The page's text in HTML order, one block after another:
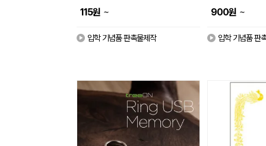
115원 ~
입학 기념품 판촉물제작
900원 ~
입학 기념품 판